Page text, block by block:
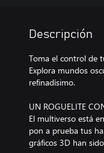
Descripción
Toma el control de
Explora mundos
refinadísimo.
UN ROGUELITE
El multiverso está
pon a prueba tus
gráficos 3D han